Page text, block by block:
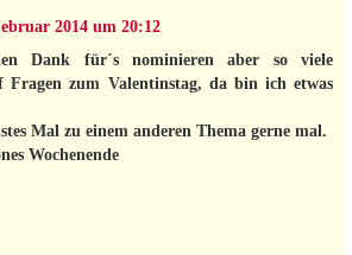
2014 um 20:12
Dank für´s nominieren aber so viele
Fragen zum Valentinstag, da bin ich etwas
Mal zu einem anderen Thema gerne mal.
Wochenende